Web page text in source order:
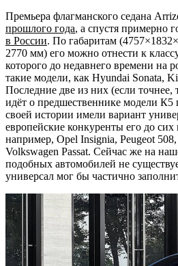
Премьера флагманского седана
прошлого года, а спустя примерно
в России. По габаритам
2770 мм) его можно отнести к
которого до недавнего времени на
такие модели, как Hyundai Sonata,
Последние две из них (если точнее,
идёт о предшественнике модели К5
своей истории имели вариант
европейские конкуренты его до
например, Opel Insignia, Peugeot
Volkswagen Passat. Cейчас же на
подобных автомобилей не
универсал мог бы частично